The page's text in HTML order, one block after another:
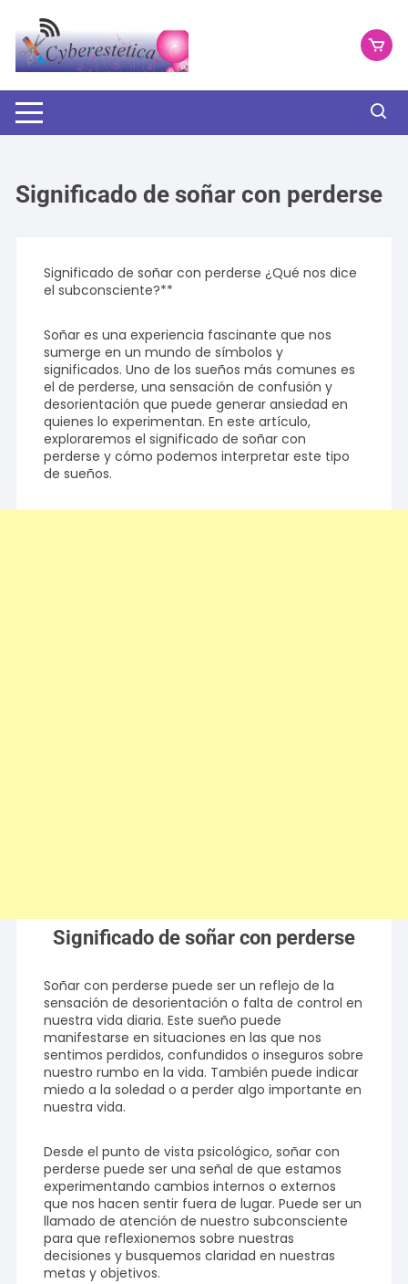
contenido
Significado de soñar con perderse
Significado de soñar con perderse ¿Qué nos dice
el subconsciente?**
Soñar es una experiencia fascinante que nos
sumerge en un mundo de símbolos y
significados. Uno de los sueños más comunes es
el de perderse, una sensación de confusión y
desorientación que puede generar ansiedad en
quienes lo experimentan. En este artículo,
exploraremos el significado de soñar con
perderse y cómo podemos interpretar este tipo
de sueños.
Significado de soñar con perderse
Soñar con perderse puede ser un reflejo de la
sensación de desorientación o falta de control en
nuestra vida diaria. Este sueño puede
manifestarse en situaciones en las que nos
sentimos perdidos, confundidos o inseguros sobre
nuestro rumbo en la vida. También puede indicar
miedo a la soledad o a perder algo importante en
nuestra vida.
Desde el punto de vista psicológico, soñar con
perderse puede ser una señal de que estamos
experimentando cambios internos o externos
que nos hacen sentir fuera de lugar. Puede ser un
llamado de atención de nuestro subconsciente
para que reflexionemos sobre nuestras
decisiones y busquemos claridad en nuestras
metas y objetivos.